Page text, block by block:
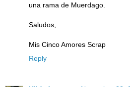
una rama de Muerdago.
Saludos,
Mis Cinco Amores Scrap
Reply